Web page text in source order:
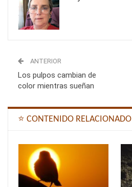
ANTERIOR
Los pulpos cambian de
color mientras sueñan
⭐ CONTENIDO RELACIONADO